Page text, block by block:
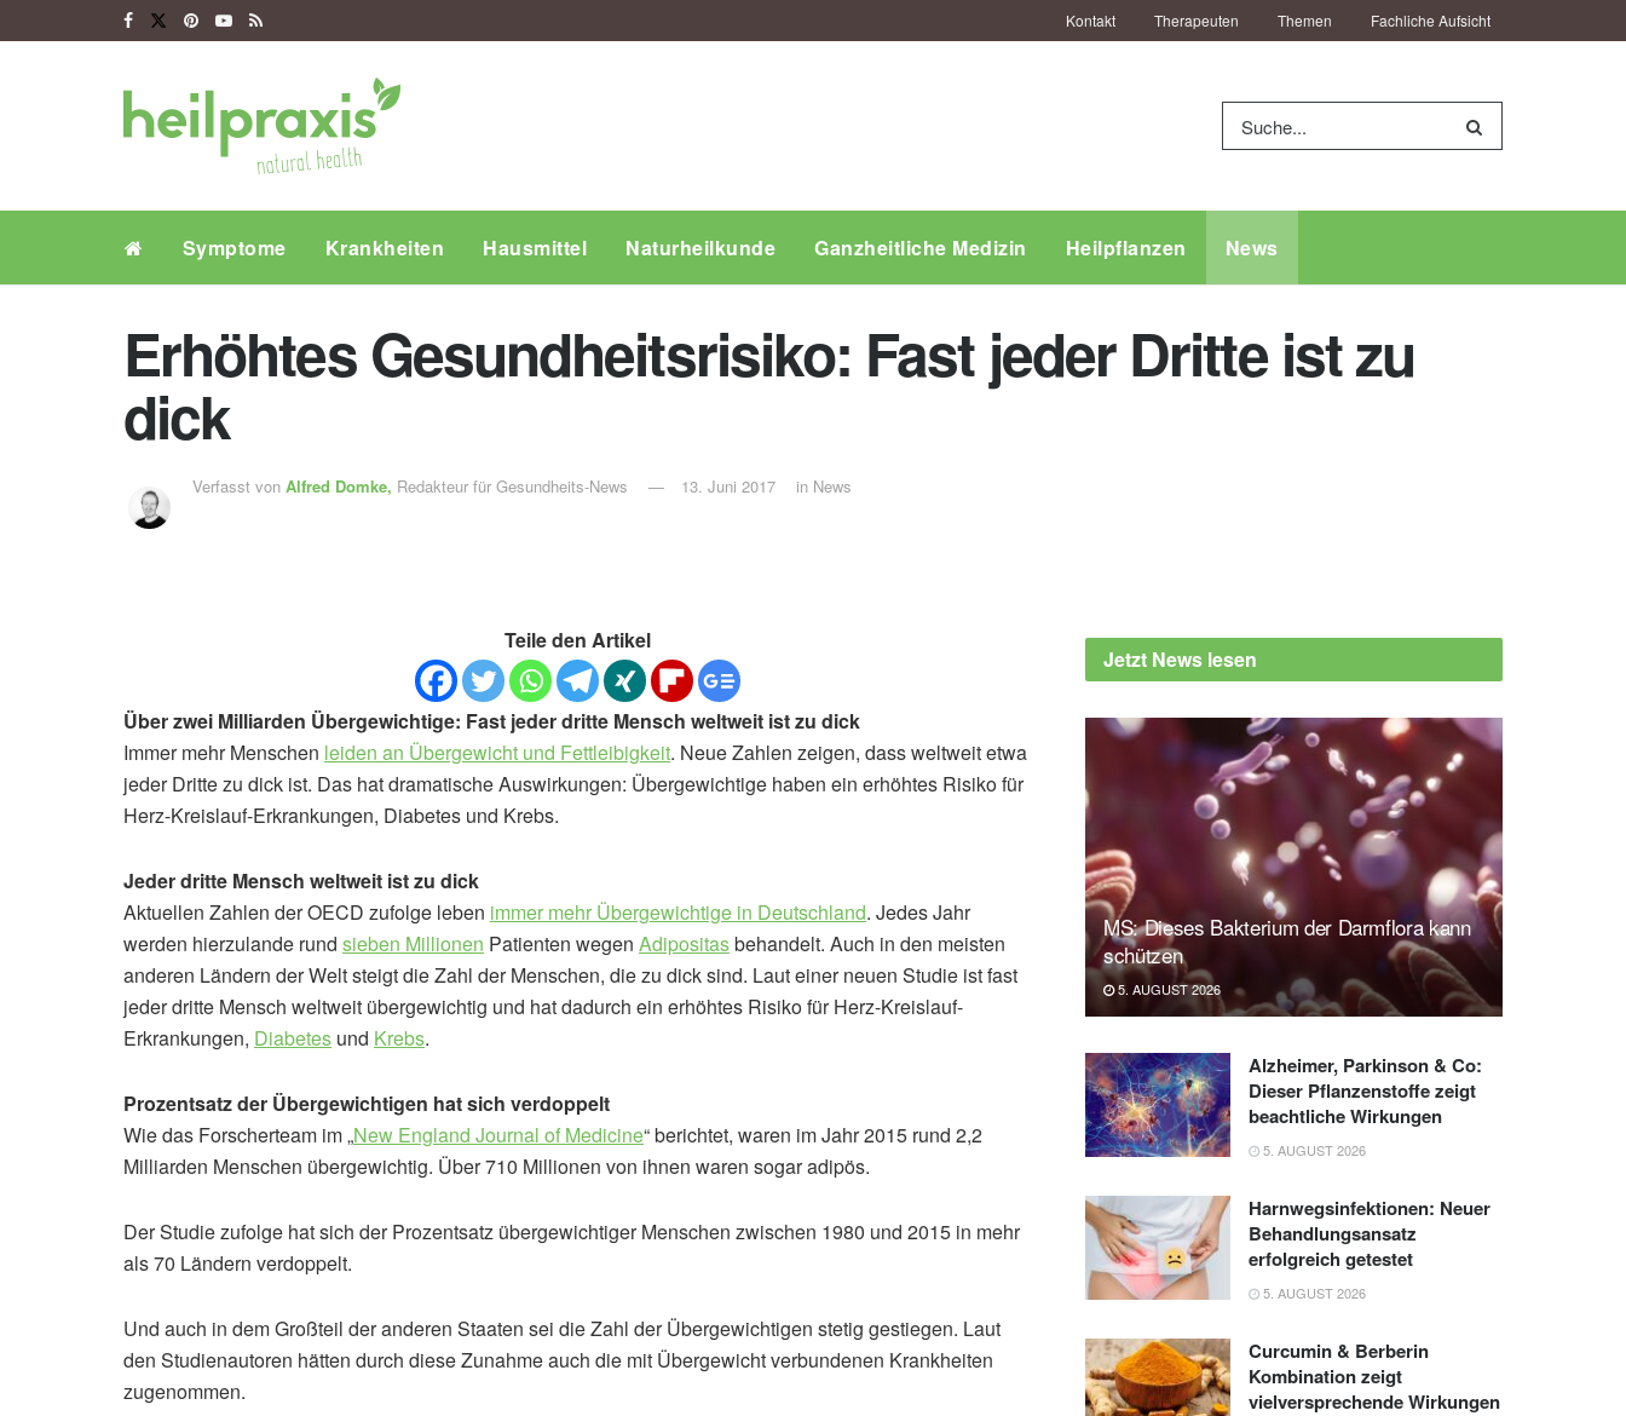
Kontakt Therapeuten Themen Fachliche Aufsicht
Symptome Krankheiten Hausmittel Naturheilkunde Ganzheitliche Medizin Heilpflanzen News
Erhöhtes Gesundheitsrisiko: Fast jeder Dritte ist zu
dick
Verfasst von Alfred Domke, Redakteur für Gesundheits-News 13. Juni 2017 in News
Teile den Artikel
Über zwei Milliarden Übergewichtige: Fast jeder dritte Mensch weltweit ist zu dick
Immer mehr Menschen leiden an Übergewicht und Fettleibigkeit. Neue Zahlen zeigen, dass weltweit etwa
jeder Dritte zu dick ist. Das hat dramatische Auswirkungen: Übergewichtige haben ein erhöhtes Risiko für
Herz-Kreislauf-Erkrankungen, Diabetes und Krebs.
Jeder dritte Mensch weltweit ist zu dick
Aktuellen Zahlen der OECD zufolge leben immer mehr Übergewichtige in Deutschland. Jedes Jahr
werden hierzulande rund sieben Millionen Patienten wegen Adipositasbehandelt. Auch in den meisten
anderen Ländern der Welt steigt die Zahl der Menschen, die zu dick sind. Laut einer neuen Studie ist fast
jeder dritte Mensch weltweit übergewichtig und hat dadurch ein erhöhtes Risiko für Herz-Kreislauf-
Erkrankungen, Diabetes und Krebs.
Prozentsatz der Übergewichtigen hat sich verdoppelt
Wie das Forscherteam im „New England Journal of Medicine“ berichtet, waren im Jahr 2015 rund 2,2
Milliarden Menschen übergewichtig. Über 710 Millionen von ihnen waren sogar adipös.
Der Studie zufolge hat sich der Prozentsatz übergewichtiger Menschen zwischen 1980 und 2015 in mehr
als 70 Ländern verdoppelt.
Und auch in dem Großteil der anderen Staaten sei die Zahl der Übergewichtigen stetig gestiegen. Laut
den Studienautoren hätten durch diese Zunahme auch die mit Übergewicht verbundenen Krankheiten
zugenommen.
Jetzt News lesen
MS: Dieses Bakterium der Darmflora kann
schützen
5. AUGUST 2026
Alzheimer, Parkinson & Co:
Dieser Pflanzenstoffe zeigt
beachtliche Wirkungen
5. AUGUST 2026
Harnwegsinfektionen: Neuer
Behandlungsansatz
erfolgreich getestet
5. AUGUST 2026
Curcumin & Berberin
Kombination zeigt
vielversprechende Wirkungen